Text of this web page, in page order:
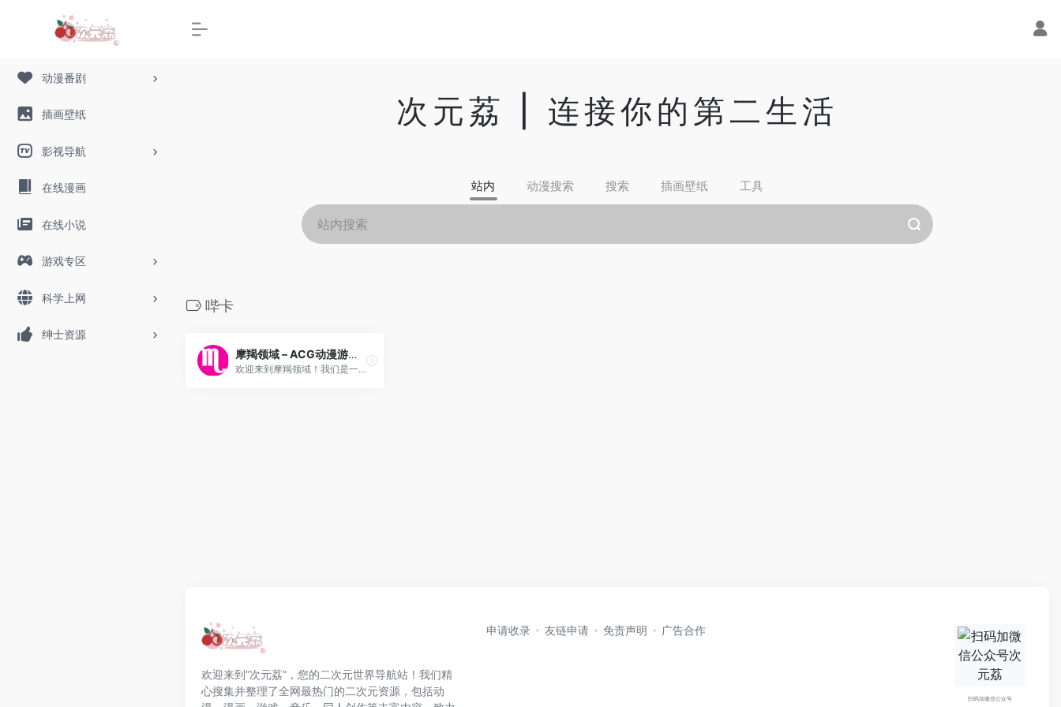
动漫番剧
插画壁纸
影视导航
在线漫画
在线小说
游戏专区
科学上网
绅士资源
次元荔 | 连接你的第二生活
站内 动漫搜索 搜索 插画壁纸 工具
哔卡
摩羯领域 – ACG动漫游戏资讯分享平台
欢迎来到摩羯领域！我们是一个专注于分享最新ACG动漫和游戏的平台，为您提供有趣的内容和精彩的文章。全站免费，用爱发电！
欢迎来到“次元荔”，您的二次元世界导航站！我们精
心搜集并整理了全网最热门的二次元资源，包括动
申请收录 友链申请 免责声明 广告合作
扫码加微信公众号